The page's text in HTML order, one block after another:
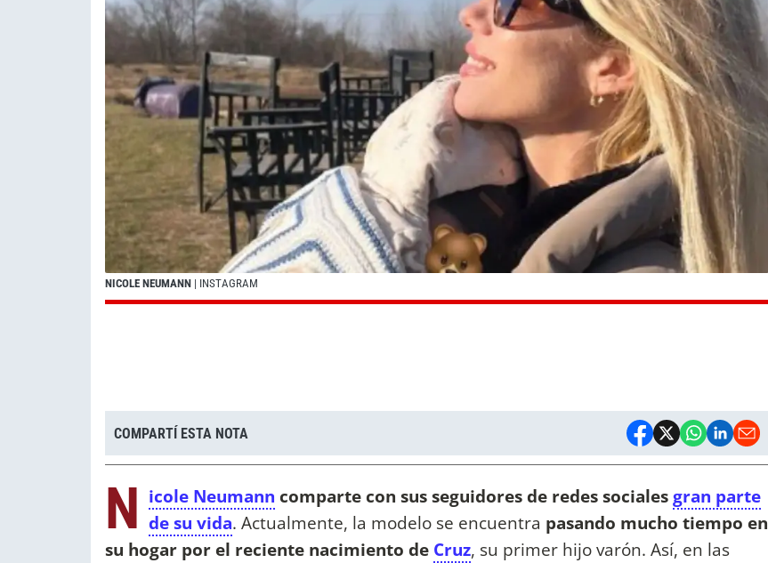
NICOLE NEUMANN | INSTAGRAM
COMPARTÍ ESTA NOTA
N icole Neumann comparte con sus seguidores de redes socialesgran parte
de su vida. Actualmente, la modelo se encuentra pasando mucho tiempo en
su hogar por el reciente nacimiento de Cruz, su primer hijo varón. Así, en las